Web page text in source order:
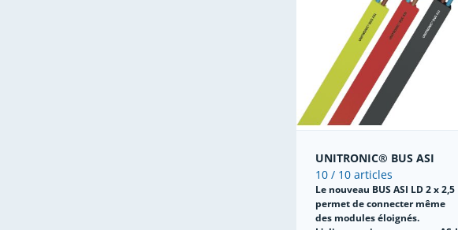
UNITRONIC® BUS ASI
10 / 10 articles
Le nouveau BUS ASI LD 2 x 2,5
permet de connecter même
des modules éloignés.